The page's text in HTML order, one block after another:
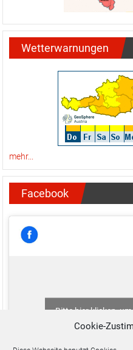
Cookie-
Wetterwarnungen
mehr...
Facebook
Bitte hier klicken,
zu akzeptieren und